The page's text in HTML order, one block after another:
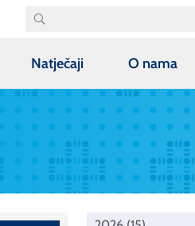
Natječaji O nama